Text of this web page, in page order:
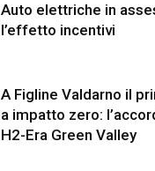
Auto elettriche in
l’effetto incentivi
A Figline Valdarno il
a impatto zero:
H2-Era Green Valley